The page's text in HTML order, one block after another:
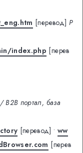
[перевод] Р
index.php [перев
B2B портал, база
[перевод] • ww
[перев